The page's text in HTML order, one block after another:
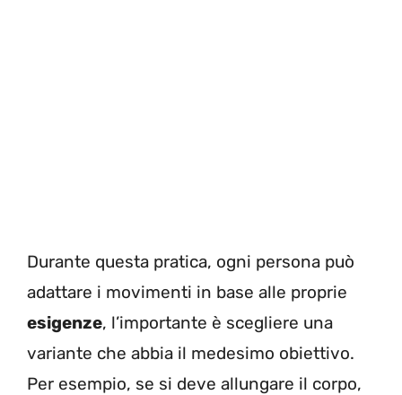
Durante questa pratica, ogni persona può
adattare i movimenti in base alle proprie
esigenze, l’importante è scegliere una
variante che abbia il medesimo obiettivo.
Per esempio, se si deve allungare il corpo,